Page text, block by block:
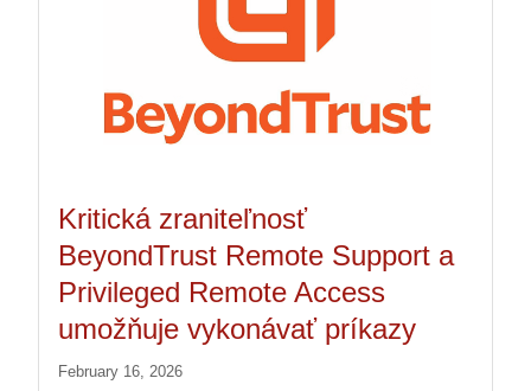
Kritická zraniteľnosť
BeyondTrust Remote Support a
Privileged Remote Access
umožňuje vykonávať príkazy
February 16, 2026